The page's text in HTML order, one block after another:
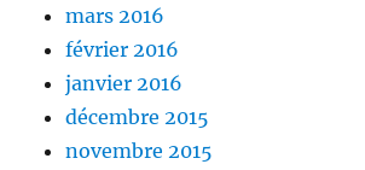
mars 2016
février 2016
janvier 2016
décembre 2015
novembre 2015